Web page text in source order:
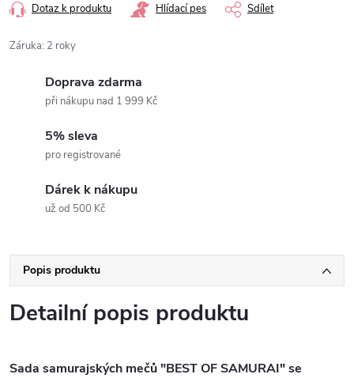
Dotaz k produktu Hlídací pes Sdílet
Záruka: 2 roky
Doprava zdarma
při nákupu nad 1 999 Kč
5% sleva
pro registrované
Dárek k nákupu
už od 500 Kč
Popis produktu
Detailní popis produktu
Sada samurajských mečů "BEST OF SAMURAI" se